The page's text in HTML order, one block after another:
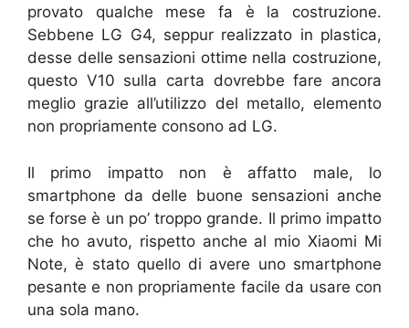
provato qualche mese fa è la costruzione.
Sebbene LG G4, seppur realizzato in plastica,
desse delle sensazioni ottime nella costruzione,
questo V10 sulla carta dovrebbe fare ancora
meglio grazie all’utilizzo del metallo, elemento
non propriamente consono ad LG.
Il primo impatto non è affatto male, lo
smartphone da delle buone sensazioni anche
se forse è un po’ troppo grande. Il primo impatto
che ho avuto, rispetto anche al mio Xiaomi Mi
Note, è stato quello di avere uno smartphone
pesante e non propriamente facile da usare con
una sola mano.